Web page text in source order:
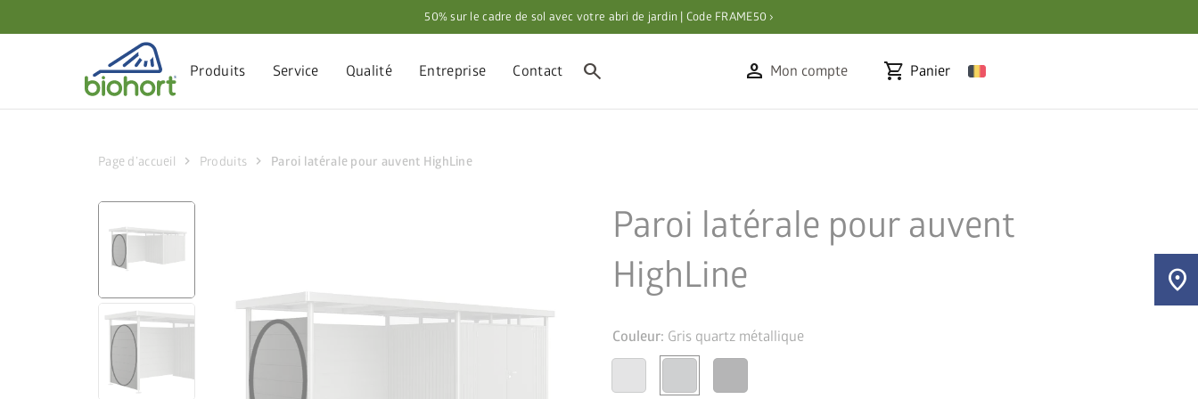
50% sur le cadre de sol avec votre abri de jardin | Code FRAME50 ›
Produits Service Qualité Entreprise Contact search person Mon compte shopping_cart Panier
Page d’accueil chevron_right Produits chevron_right Paroi latérale pour auvent HighLine
Paroi latérale pour auvent
HighLine
Couleur: Gris quartz métallique
location_on